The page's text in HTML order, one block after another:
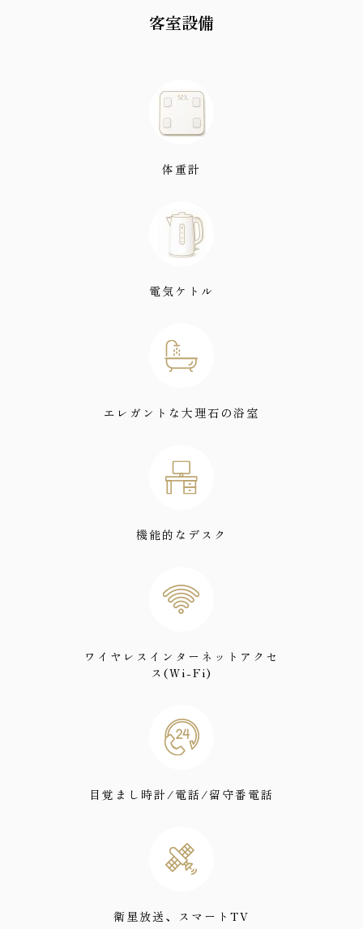
客室設備
体重計
電気ケトル
エレガントな大理石の浴室
機能的なデスク
ワイヤレスインターネットアクセ
ス(Wi-Fi)
目覚まし時計/電話/留守番電話
衛星放送、スマートTV